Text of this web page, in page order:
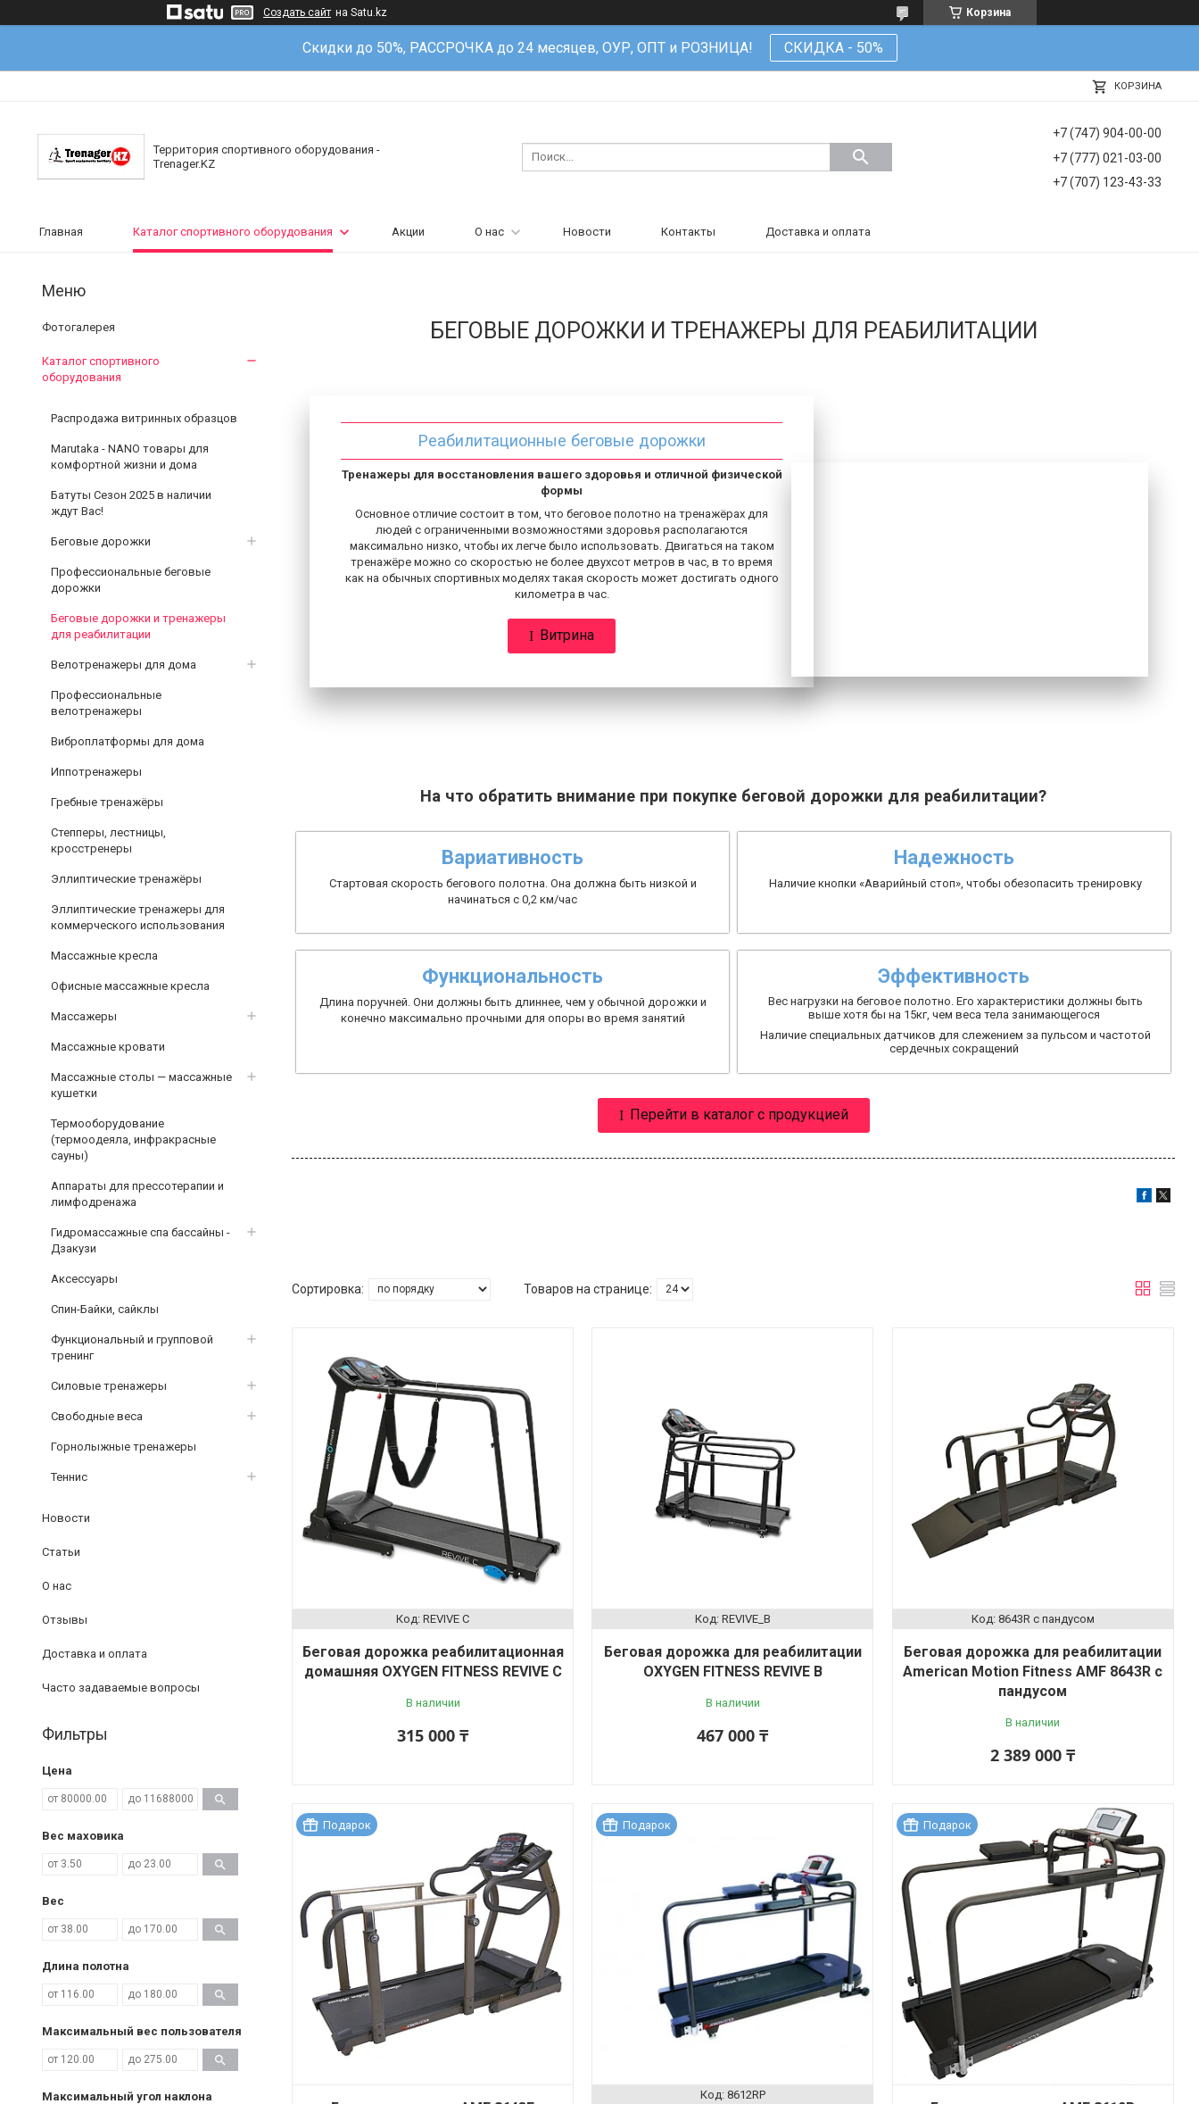
Создать сайт на Satu.kz Корзина
Скидки до 50%, РАССРОЧКА до 24 месяцев, ОУР, ОПТ и РОЗНИЦА! СКИДКА - 50%
КОРЗИНА
Территория спортивного оборудования -
Trenager.KZ
+7 (747) 904-00-00
+7 (777) 021-03-00
+7 (707) 123-43-33
Главная Каталог спортивного оборудования Акции О нас Новости Контакты Доставка и оплата
БЕГОВЫЕ ДОРОЖКИ И ТРЕНАЖЕРЫ ДЛЯ РЕАБИЛИТАЦИИ
Реабилитационные беговые дорожки
Тренажеры для восстановления вашего здоровья и отличной физической
формы
Основное отличие состоит в том, что беговое полотно на тренажёрах для
людей с ограниченными возможностями здоровья располагаются
максимально низко, чтобы их легче было использовать. Двигаться на таком
тренажёре можно со скоростью не более двухсот метров в час, в то время
как на обычных спортивных моделях такая скорость может достигать одного
километра в час.
Витрина
На что обратить внимание при покупке беговой дорожки для реабилитации?
Вариативность
Стартовая скорость бегового полотна. Она должна быть низкой и
начинатьсяс 0,2 км/час
Надежность
Наличие кнопки «Аварийный стоп», чтобы обезопасить тренировку
Функциональность
Длина поручней. Они должны быть длиннее, чем у обычной дорожки и
конечно максимально прочными для опоры во время занятий
Эффективность
Вес нагрузки на беговое полотно. Его характеристики должны быть
выше хотя бы на 15кг, чем веса тела занимающегося
Наличие специальных датчиков для слежением за пульсом и частотой
сердечных сокращений
Перейти в каталог с продукцией
REVIVE C
Беговая дорожка реабилитационная
домашняя OXYGEN FITNESS REVIVE C
В наличии
315 000 ₸
REVIVE_B
Беговая дорожка для реабилитации
OXYGEN FITNESS REVIVE B
В наличии
467 000 ₸
8643R c пандусом
Беговая дорожка для реабилитации
American Motion Fitness AMF 8643R c
пандусом
В наличии
2 389 000 ₸
Подарок Подарок
8612RP
Подарок
Фотогалерея
Каталог спортивного
оборудования
Распродажа витринных образцов
Marutaka - NANO товары для
комфортной жизни и дома
Батуты Сезон 2025 в наличии
ждут Вас!
Беговые дорожки
Профессиональные беговые
дорожки
Беговые дорожки и тренажеры
для реабилитации
Велотренажеры для дома
Профессиональные
велотренажеры
Виброплатформы для дома
Иппотренажеры
Гребные тренажёры
Степперы, лестницы,
кросстренеры
Эллиптические тренажёры
Эллиптические тренажеры для
коммерческого использования
Массажные кресла
Офисные массажные кресла
Массажеры
Массажные кровати
Массажные столы — массажные
кушетки
Термооборудование
(термоодеяла, инфракрасные
сауны)
Аппараты для прессотерапии и
лимфодренажа
Гидромассажные спа бассайны -
Дзакузи
Аксессуары
Спин-Байки, сайклы
Функциональный и групповой
тренинг
Силовые тренажеры
Свободные веса
Горнолыжные тренажеры
Теннис
Новости
Статьи
О нас
Отзывы
Доставка и оплата
Часто задаваемые вопросы
Фильтры
Цена
Вес маховика
Вес
Длина полотна
Максимальный вес пользователя
Максимальный угол наклона